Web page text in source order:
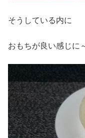
そうしている内に
おもちが良い感じに